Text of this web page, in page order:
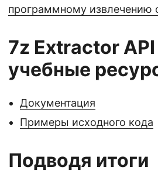
программному извлечению
7z Extractor
учебные
Документация
Примеры исходного кода
Подводя итоги